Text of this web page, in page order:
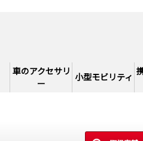
車のアクセサリ
ー
小型モビリティ